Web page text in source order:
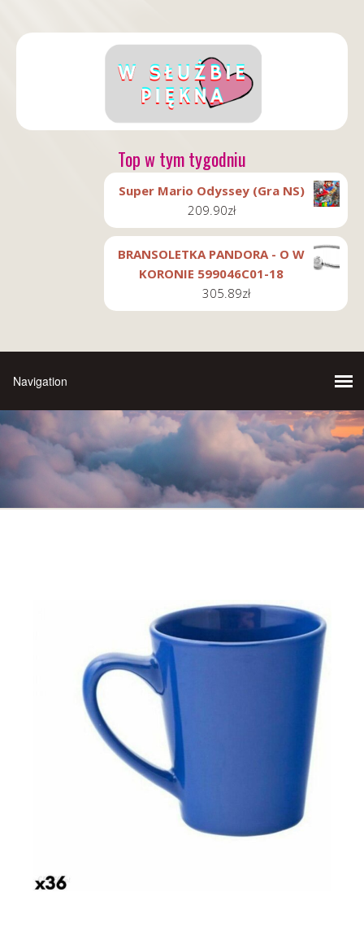
Top w tym tygodniu
Super Mario Odyssey (Gra NS)
209.90zł
BRANSOLETKA PANDORA - O W
KORONIE 599046C01-18
305.89zł